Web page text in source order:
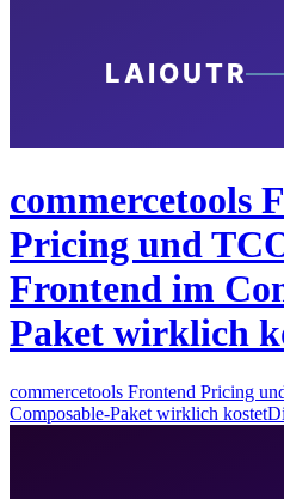
commercetools
Pricing und
Frontend im
Paket wirklich
commercetools Frontend Pricing
Composable-Paket wirklich